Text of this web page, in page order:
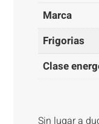
Marca
Frigorias
Clase
Sin lugar a